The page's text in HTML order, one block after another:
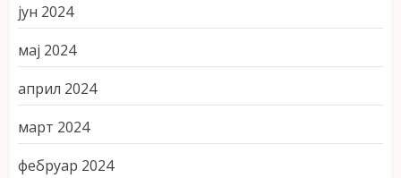
јун 2024
мај 2024
април 2024
март 2024
фебруар 2024